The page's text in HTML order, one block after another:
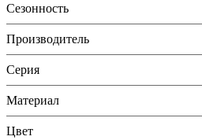
Сезонность
Производитель
Серия
Материал
Цвет